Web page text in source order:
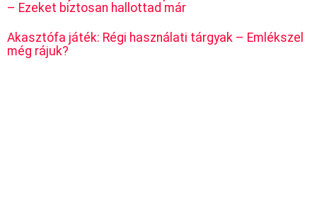
– Ezeket biztosan hallottad már
Akasztófa játék: Régi használati tárgyak – Emlékszel
még rájuk?